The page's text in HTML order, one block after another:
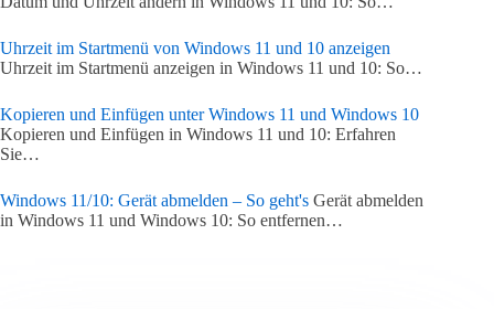
Uhrzeit im Startmenü von Windows 11 und 10 anzeigen
Uhrzeit im Startmenü anzeigen in Windows 11 und 10: So…
Kopieren und Einfügen unter Windows 11 und Windows 10
Kopieren und Einfügen in Windows 11 und 10: Erfahren
Sie…
Windows 11/10: Gerät abmelden – So geht's Gerät abmelden
in Windows 11 und Windows 10: So entfernen…